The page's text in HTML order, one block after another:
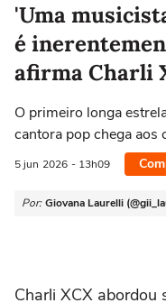
'Uma
é
afirma Charli
O primeiro longa
cantora pop chega aos
5 jun 2026 - 13h09
Por: Giovana Laurelli
Charli XCX abordou